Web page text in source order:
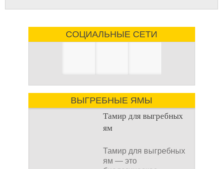
СОЦИАЛЬНЫЕ СЕТИ
ВЫГРЕБНЫЕ ЯМЫ
Тамир для выгребных
ям
Тамир для выгребных
ям — это